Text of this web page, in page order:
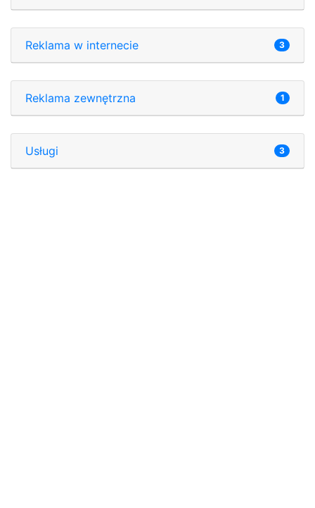
Reklama w internecie 3
Reklama zewnętrzna 1
Usługi 3